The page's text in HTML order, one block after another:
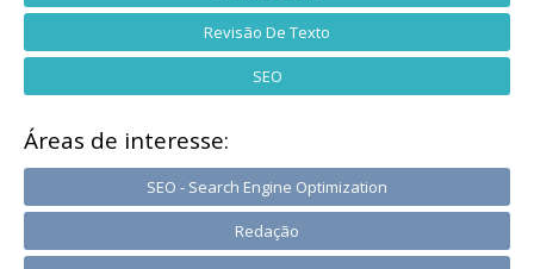
Revisão De Texto
SEO
Áreas de interesse:
SEO - Search Engine Optimization
Redação